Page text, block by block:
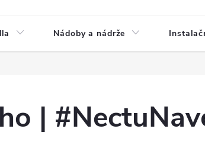
Nádoby a nádrže
|